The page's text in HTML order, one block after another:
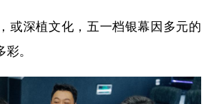
深植文化，五一档银幕因多元的
。